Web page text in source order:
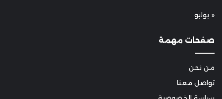
« يوليو
صفحات مهمة
من نحن
تواصل معنا